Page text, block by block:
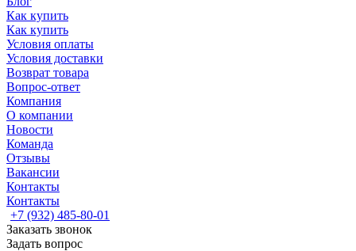
Как купить
Как купить
Условия оплаты
Условия доставки
Возврат товара
Вопрос-ответ
Компания
О компании
Новости
Команда
Отзывы
Вакансии
Контакты
Контакты
+7 (932) 485-80-01
Заказать звонок
Задать вопрос